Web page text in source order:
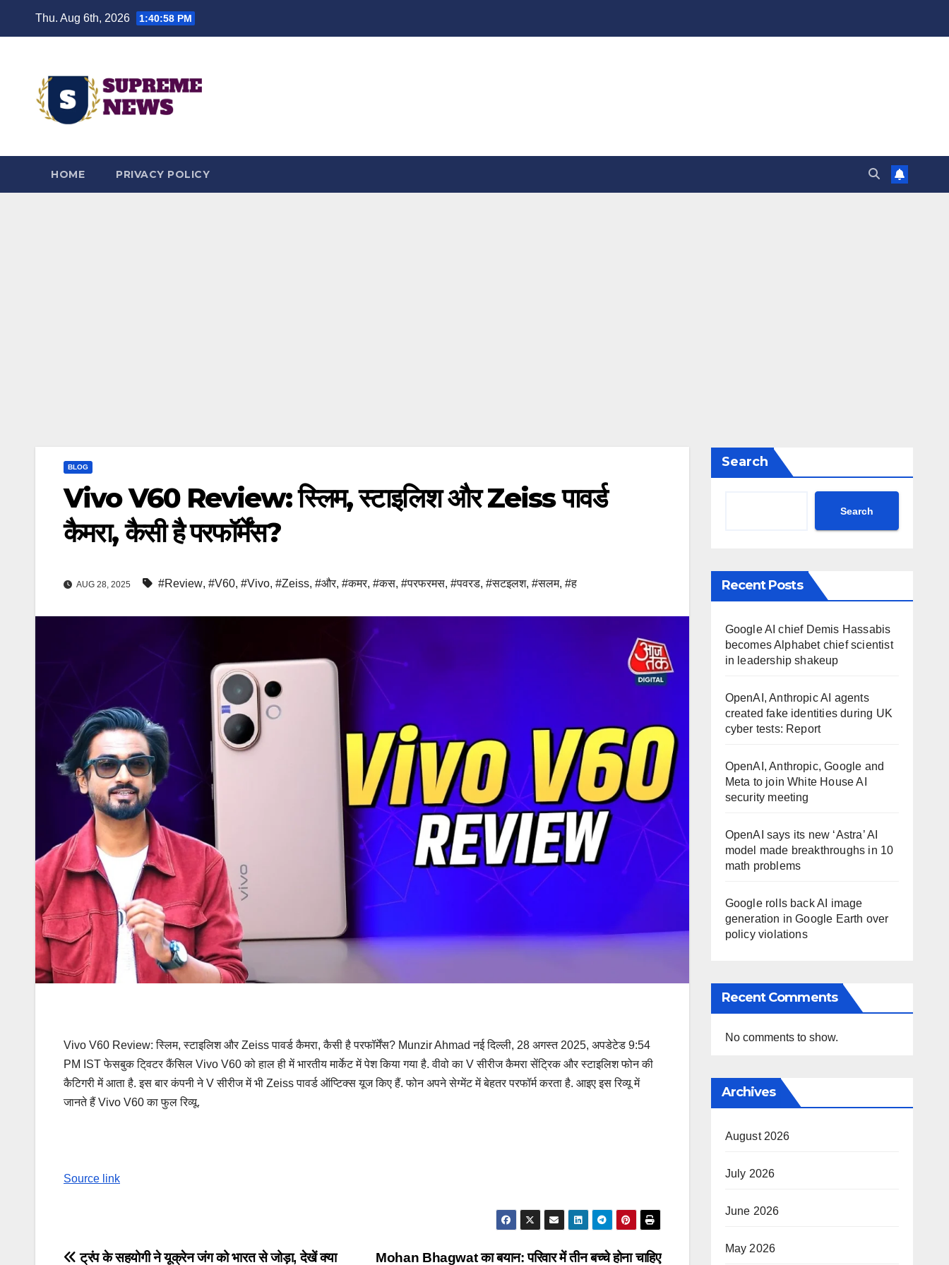
Thu. Aug 6th, 2026 1:40:59 PM
HOME PRIVACY POLICY
BLOG
Vivo V60 Review: स्लिम, स्टाइलिश और Zeiss पावर्ड
कैमरा, कैसी है परफॉर्मेंस?
AUG 28, 2025 #Review, #V60, #Vivo, #Zeiss, #और, #कमर, #कस, #परफरमस, #पवरड, #सटइलश, #सलम, #ह
Vivo V60 Review: स्लिम, स्टाइलिश और Zeiss पावर्ड कैमरा, कैसी है परफॉर्मेंस? Munzir Ahmad नई दिल्ली, 28 अगस्त 2025, अपडेटेड 9:54
PM IST फेसबुक टि्वटर कैंसिल Vivo V60 को हाल ही में भारतीय मार्केट में पेश किया गया है. वीवो का V सीरीज कैमरा सेंट्रिक और स्टाइलिश फोन की
कैटिगरी में आता है. इस बार कंपनी ने V सीरीज में भी Zeiss पावर्ड ऑप्टिक्स यूज किए हैं. फोन अपने सेग्मेंट में बेहतर परफॉर्म करता है. आइए इस रिव्यू में
जानते हैं Vivo V60 का फुल रिव्यू.
Source link
Mohan Bhagwat का बयान: परिवार में तीन बच्चे होना चाहिए
ट्रंप के सहयोगी ने यूक्रेन जंग को भारत से जोड़ा, देखें क्या
Search
Search
Recent Posts
Google AI chief Demis Hassabis
becomes Alphabet chief scientist
in leadership shakeup
OpenAI, Anthropic AI agents
created fake identities during UK
cyber tests: Report
OpenAI, Anthropic, Google and
Meta to join White House AI
security meeting
OpenAI says its new ‘Astra’ AI
model made breakthroughs in 10
math problems
Google rolls back AI image
generation in Google Earth over
policy violations
Recent Comments
No comments to show.
Archives
August 2026
July 2026
June 2026
May 2026